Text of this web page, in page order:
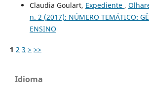
Claudia Goulart, Expediente ,
n. 2 (2017): NÚMERO TEMÁTICO:
ENSINO
1 2 3 > >>
Idioma